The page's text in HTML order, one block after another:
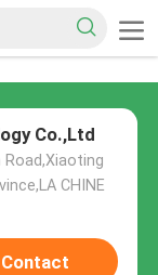
Co.,Ltd
Road,Xiaoting
CHINE
Contact